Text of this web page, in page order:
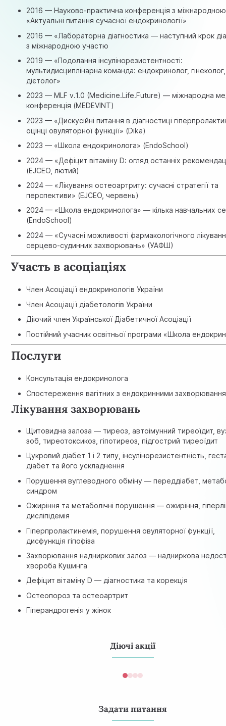
2016 — Науково-практична конференція з
«Актуальні питання сучасної ендокринології»
2016 — «Лабораторна діагностика — наступний крок
з міжнародною участю
2019 — «Подолання інсулінорезистентності:
мультидисциплінарна команда: ендокринолог, гінеколог,
дієтолог»
2023 — MLF v.1.0 (Medicine.Life.Future) — міжнародна
конференція (MEDEVINT)
2023 — «Дискусійні питання в діагностиці
оцінці овуляторної функції» (Dika)
2023 — «Школа ендокринолога» (EndoSchool)
2024 — «Дефіцит вітаміну D: огляд останніх
(EJCEO, лютий)
2024 — «Лікування остеоартриту: сучасні стратегії та
перспективи» (EJCEO, червень)
2024 — «Школа ендокринолога» — кілька навчальних
(EndoSchool)
2024 — «Сучасні можливості фармакологічного
серцево-судинних захворювань» (УАФШ)
Участь в асоціаціях
Член Асоціації ендокринологів України
Член Асоціації діабетологів України
Діючий член Української Діабетичної Асоціації
Постійний учасник освітньої програми «Школа
Послуги
Консультація ендокринолога
Спостереження вагітних з ендокринними
Лікування захворювань
Щитовидна залоза — тиреоз, автоімунний тиреоїдит,
зоб, тиреотоксикоз, гіпотиреоз, підгострий тиреоїдит
Цукровий діабет 1 і 2 типу, інсулінорезистентність,
діабет та його ускладнення
Порушення вуглеводного обміну — переддіабет,
синдром
Ожиріння та метаболічні порушення — ожиріння,
дисліпідемія
Гіперпролактинемія, порушення овуляторної функції,
дисфункція гіпофіза
Захворювання надниркових залоз — надниркова
хвороба Кушинга
Дефіцит вітаміну D — діагностика та корекція
Остеопороз та остеоартрит
Гіперандрогенія у жінок
Діючі акції
Задати питання